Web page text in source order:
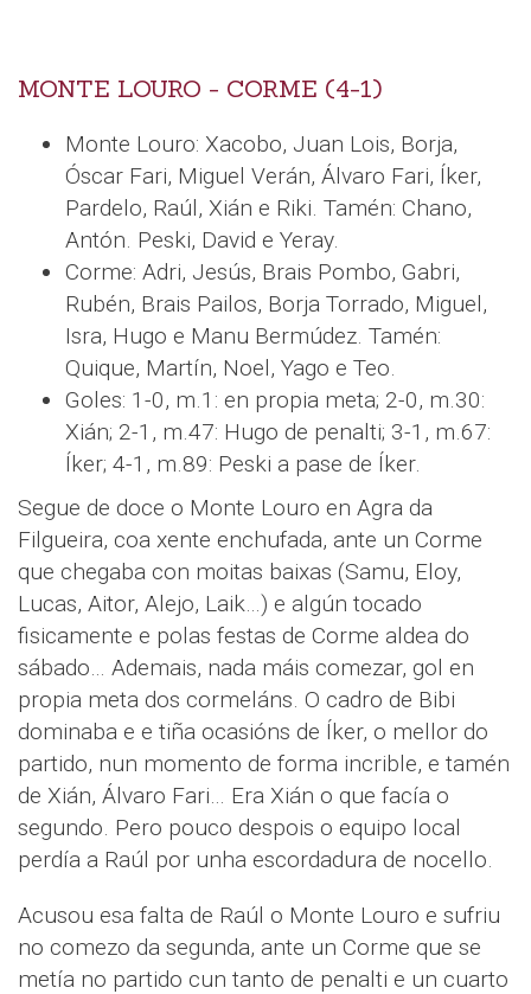
MONTE LOURO - CORME (4-1)
Monte Louro: Xacobo, Juan Lois, Borja,
Óscar Fari, Miguel Verán, Álvaro Fari, Íker,
Pardelo, Raúl, Xián e Riki. Tamén: Chano,
Antón. Peski, David e Yeray.
Corme: Adri, Jesús, Brais Pombo, Gabri,
Rubén, Brais Pailos, Borja Torrado, Miguel,
Isra, Hugo e Manu Bermúdez. Tamén:
Quique, Martín, Noel, Yago e Teo.
Goles: 1-0, m.1: en propia meta; 2-0, m.30:
Xián; 2-1, m.47: Hugo de penalti; 3-1, m.67:
Íker; 4-1, m.89: Peski a pase de Íker.
Segue de doce o Monte Louro en Agra da
Filgueira, coa xente enchufada, ante un Corme
que chegaba con moitas baixas (Samu, Eloy,
Lucas, Aitor, Alejo, Laik…) e algún tocado
fisicamente e polas festas de Corme aldea do
sábado… Ademais, nada máis comezar, gol en
propia meta dos cormeláns. O cadro de Bibi
dominaba e e tiña ocasións de Íker, o mellor do
partido, nun momento de forma incrible, e tamén
de Xián, Álvaro Fari… Era Xián o que facía o
segundo. Pero pouco despois o equipo local
perdía a Raúl por unha escordadura de nocello.
Acusou esa falta de Raúl o Monte Louro e sufriu
no comezo da segunda, ante un Corme que se
metía no partido cun tanto de penalti e un cuarto